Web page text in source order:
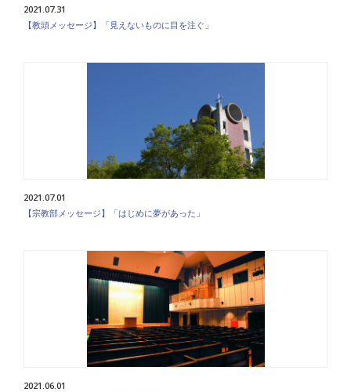
2021.07.31
【教頭メッセージ】「見えないものに目を注ぐ」
2021.07.01
【宗教部メッセージ】「はじめに夢があった」
2021.06.01